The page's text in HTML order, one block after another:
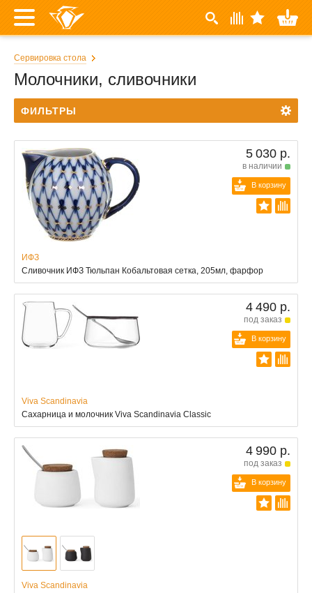
Сервировка стола
Молочники, сливочники
ФИЛЬТРЫ
5 030 р.
в наличии
В корзину
ИФЗ
Сливочник ИФЗ Тюльпан Кобальтовая сетка, 205мл, фарфор
4 490 р.
под заказ
В корзину
Viva Scandinavia
Сахарница и молочник Viva Scandinavia Classic
4 990 р.
под заказ
В корзину
Viva Scandinavia